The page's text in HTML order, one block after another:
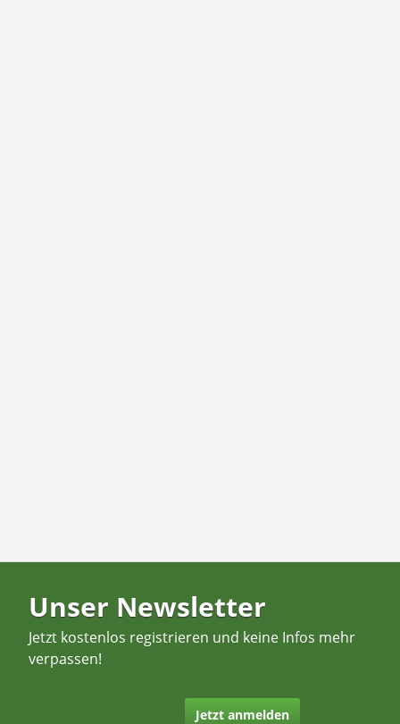
Unser Newsletter
Jetzt kostenlos registrieren und keine Infos mehr
verpassen!
Jetzt anmelden